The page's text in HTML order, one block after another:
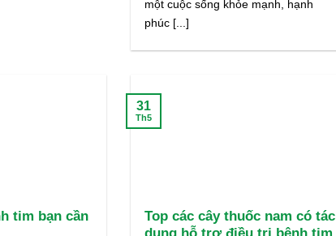
một cuộc sống khỏe mạnh, hạnh
phúc [...]
tim bạn cần
Top các cây thuốc nam có tác
31
Th5